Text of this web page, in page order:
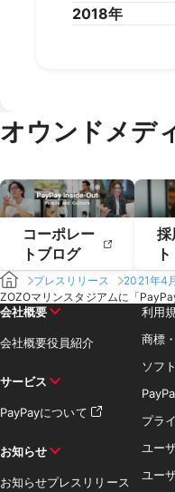
2024年2月
2023年4月
2022年6月
2021年8月
2020年12月
2020年10月
2019年12月
2019年2月
2018年
オウンドメデ
コーポレー
トブログ
採
ト
プレスリリース
2021年4
ZOZOマリンスタジアムに「
会社概要
会社概要役員紹介
サービス
PayPayについて
お知らせ
お知らせプレスリリース
利用
商標
ソフ
プラ
ユー
ユー